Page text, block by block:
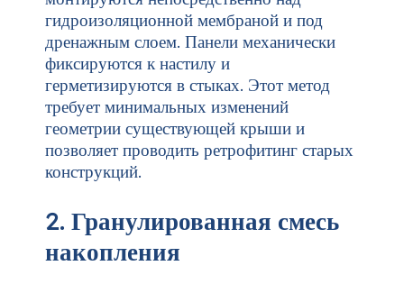
гидроизоляционной мембраной и под
дренажным слоем. Панели механически
фиксируются к настилу и
герметизируются в стыках. Этот метод
требует минимальных изменений
геометрии существующей крыши и
позволяет проводить ретрофитинг старых
конструкций.
2. Гранулированная смесь
накопления